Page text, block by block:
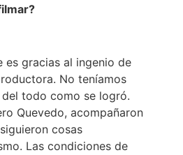
es gracias al ingenio de
No teníamos
todo como se logró.
Quevedo, acompañaron
cosas
Las condiciones de